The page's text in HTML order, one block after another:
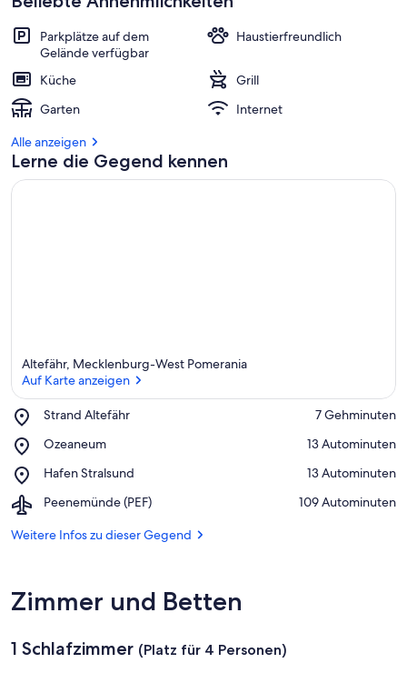
Parkplätze auf dem
Gelände verfügbar
Haustierfreundlich
Küche
Grill
Garten
Internet
Alle anzeigen
Lerne die Gegend kennen
Altefähr, Mecklenburg-West Pomerania
Auf Karte anzeigen
Strand Altefähr
Place,
Altefähr
‪7 Gehminuten‬
Ozeaneum
Place,
‪13 Autominuten‬
Hafen Stralsund
Place,
Stralsund
‪13 Autominuten‬
Peenemünde (PEF)
Airport,
(PEF)
‪109 Autominuten‬
Weitere Infos zu dieser Gegend
Zimmer und Betten
1 Schlafzimmer (Platz für 4 Personen)